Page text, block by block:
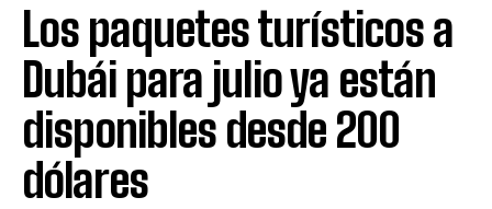
Los paquetes turísticos a
Dubái para julio ya están
disponibles desde 200
dólares